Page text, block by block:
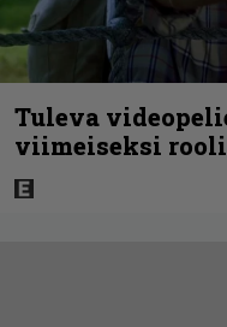
Tuleva
viimeiseksi